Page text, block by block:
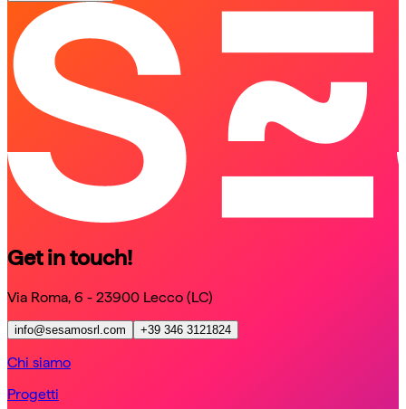
schedule a call
schedule a call
Get in touch!
Via Roma, 6 - 23900 Lecco (LC)
info@sesamosrl.com +39 346 3121824
Chi siamo
Progetti